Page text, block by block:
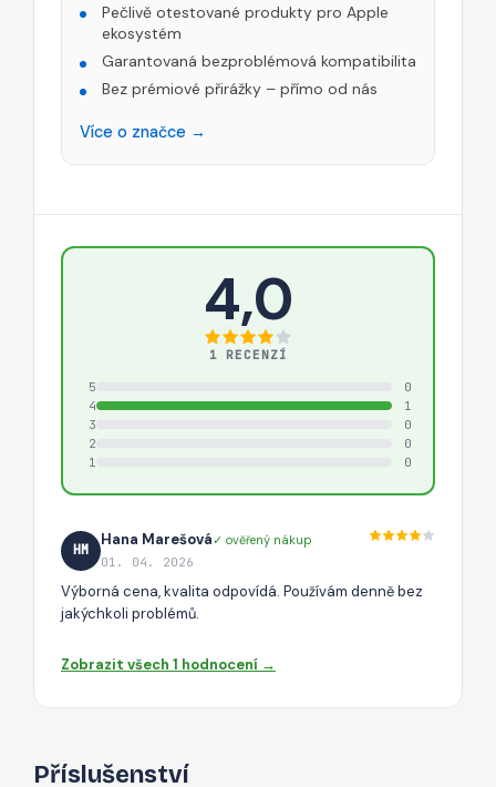
Pečlivě otestované produkty pro Apple
ekosystém
Garantovaná bezproblémová kompatibilita
Bez prémiové přirážky – přímo od nás
Více o značce →
4,0
1 RECENZÍ
5
0
4
1
3
0
2
0
1
0
HM
Hana Marešová✓ ověřený nákup
01. 04. 2026
Výborná cena, kvalita odpovídá. Používám denně bez
jakýchkoli problémů.
Zobrazit všech 1 hodnocení →
Příslušenství